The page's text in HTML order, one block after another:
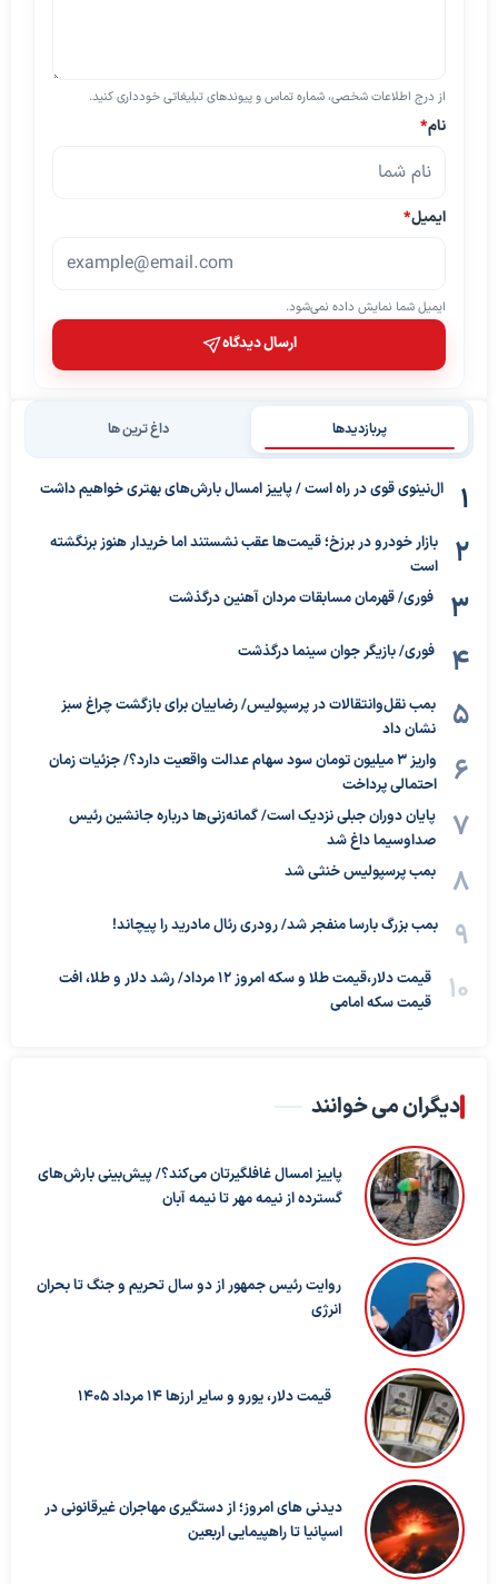
از درج اطلاعات شخصی، شماره تماس و پیوندهای تبلیغاتی خودداری کنید.
نام*
ایمیل*
ایمیل شما نمایش داده نمی‌شود.
ارسال دیدگاه
پربازدیدها داغ ترین ها
ال‌نینوی قوی در راه است / پاییز امسال بارش‌های بهتری خواهیم داشت
بازار خودرو در برزخ؛ قیمت‌ها عقب نشستند اما خریدار هنوز برنگشته
است
فوری/ قهرمان مسابقات مردان آهنین درگذشت
فوری/ بازیگر جوان سینما درگذشت
بمب نقل‌وانتقالات در پرسپولیس/ رضاییان برای بازگشت چراغ سبز
نشان داد
واریز ۳ میلیون تومان سود سهام عدالت واقعیت دارد؟/ جزئیات زمان
احتمالی پرداخت
پایان دوران جبلی نزدیک است/ گمانه‌زنی‌ها درباره جانشین رئیس
صداوسیما داغ شد
بمب پرسپولیس خنثی شد
بمب بزرگ بارسا منفجر شد/ رودری رئال مادرید را پیچاند!
قیمت دلار،قیمت طلا و سکه امروز ۱۲ مرداد/ رشد دلار و طلا، افت
قیمت سکه امامی
دیگران می خوانند
پاییز امسال غافلگیرتان می‌کند؟/ پیش‌بینی بارش‌های
گسترده از نیمه مهر تا نیمه آبان
روایت رئیس جمهور از دو سال تحریم و جنگ تا بحران
انرژی
قیمت دلار، یورو و سایر ارزها ۱۴ مرداد ۱۴۰۵
دیدنی های امروز؛ از دستگیری مهاجران غیرقانونی در
اسپانیا تا راهپیمایی اربعین